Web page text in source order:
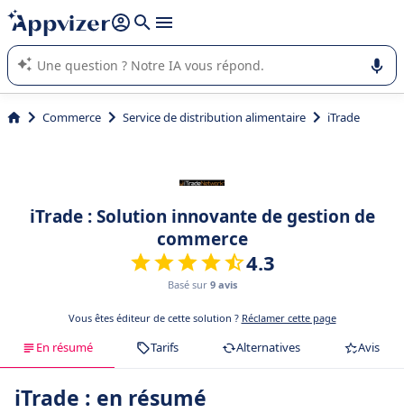
répondre (plusieurs lignes avec
L'IA de Appvizer vous guide dans l'utilisation ou la sélection de
logiciel SaaS en entreprise.
Commerce Service de distribution alimentaire iTrade
iTrade : Solution innovante de gestion de
commerce
4.3
Basé sur 9 avis
Vous êtes éditeur de cette solution ? Réclamer cette page
En résumé Tarifs Alternatives Avis
iTrade : en résumé